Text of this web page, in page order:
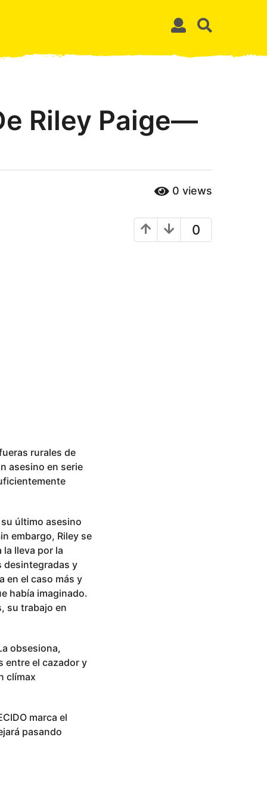
Riley Paige—
0 views
0
rurales de
asesino en serie
último asesino
embargo, Riley se
lleva por la
desintegradas y
en el caso más y
había imaginado.
su trabajo en
obsesiona,
entre el cazador y
clímax
marca el
pasando